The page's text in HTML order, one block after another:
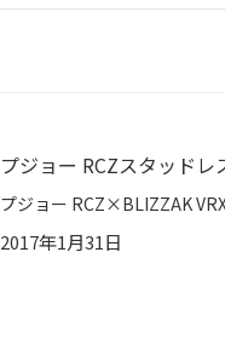
プジョー RCZスタッドレ
2017年1月31日